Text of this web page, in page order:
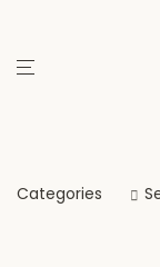
Categories